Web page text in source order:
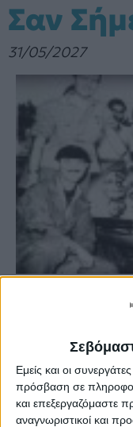
Εμείς και οι
πρόσβαση σε
και επεξεργαζόμαστε
αναγνωριστικοί και
Σαν
31/05/2027
Σαν
May
Παπαμιχαήλ-
1953 ,Ράλι
Το 1953, οι
Δημητράκος,